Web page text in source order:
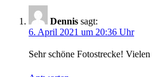
Dennis sagt:
6. April 2021 um 20:36 Uhr
Sehr schöne Fotostrecke!